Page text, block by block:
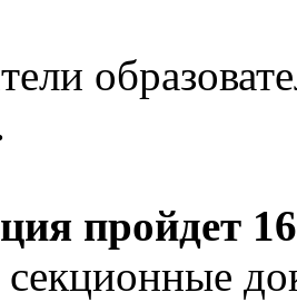
пройдет
секционные